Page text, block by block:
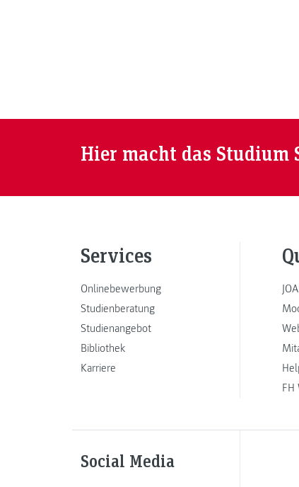
Hier macht das Studium
Services
Onlinebewerbung
Studienberatung
Studienangebot
Bibliothek
Karriere
FH
Social Media